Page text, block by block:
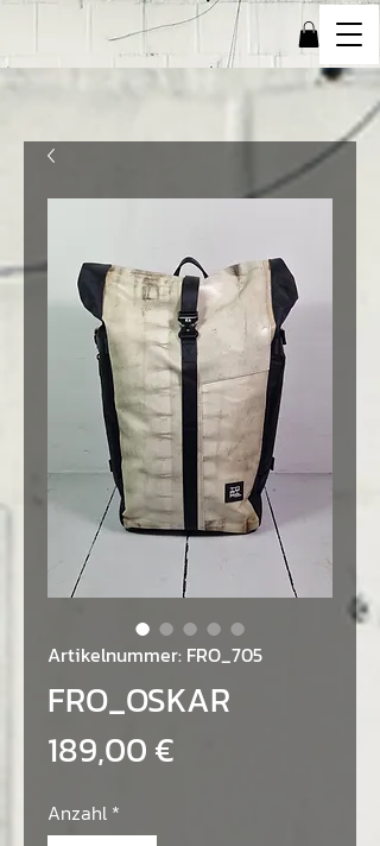
Artikelnummer: FRO_705
FRO_OSKAR
189,00 €Preis
Anzahl *